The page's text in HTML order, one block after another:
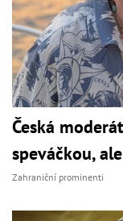
Česká
speváčkou,
Zahraniční prominenti